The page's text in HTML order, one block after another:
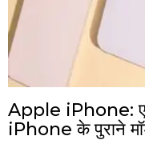
Apple iPhone:
iPhone के पुराने